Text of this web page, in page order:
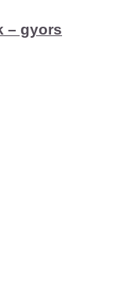
– gyors